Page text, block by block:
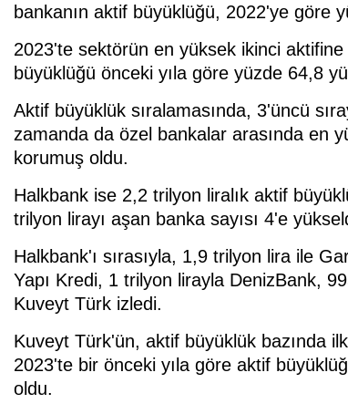
bankanın aktif büyüklüğü, 2022'ye göre
2023'te sektörün en yüksek ikinci
büyüklüğü önceki yıla göre yüzde 64,8
Aktif büyüklük sıralamasında, 3'üncü
zamanda da özel bankalar arasında en
korumuş oldu.
Halkbank ise 2,2 trilyon liralık aktif
trilyon lirayı aşan banka sayısı 4'e
Halkbank'ı sırasıyla, 1,9 trilyon lira ile
Yapı Kredi, 1 trilyon lirayla DenizBank,
Kuveyt Türk izledi.
Kuveyt Türk'ün, aktif büyüklük bazında
2023'te bir önceki yıla göre aktif
oldu.